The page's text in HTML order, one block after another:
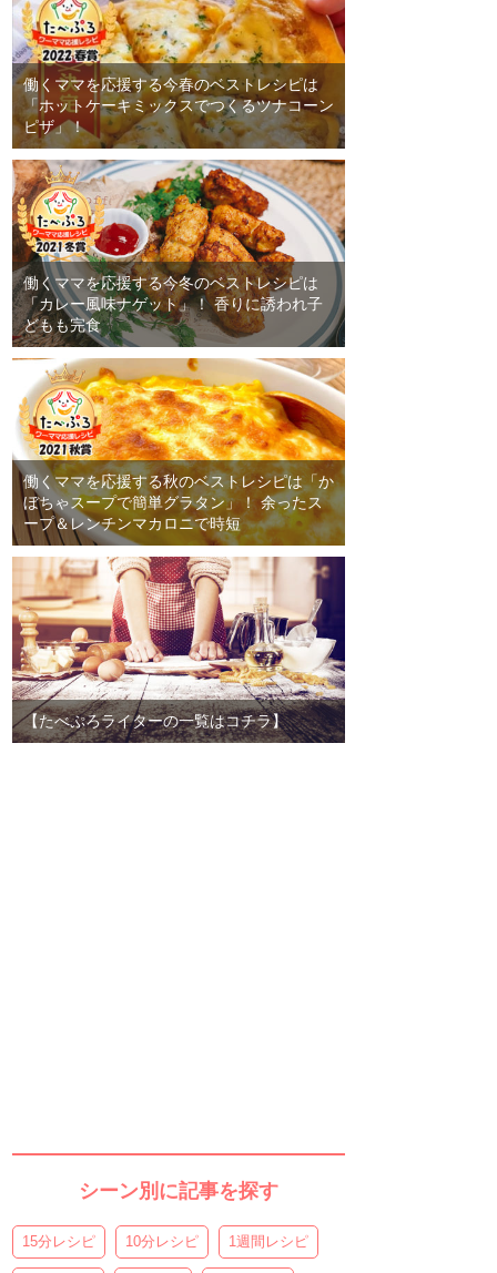
働くママを応援する今春のベストレシピは
「ホットケーキミックスでつくるツナコーン
ピザ」！
働くママを応援する今冬のベストレシピは
「カレー風味ナゲット」！ 香りに誘われ子
どもも完食
働くママを応援する秋のベストレシピは「か
ぼちゃスープで簡単グラタン」！ 余ったス
ープ＆レンチンマカロニで時短
【たべぷろライターの一覧はコチラ】
シーン別に記事を探す
15分レシピ 10分レシピ 1週間レシピ